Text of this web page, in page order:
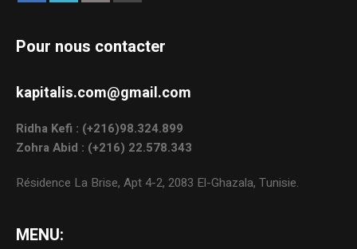
Pour nous contacter
kapitalis.com@gmail.com
Ridha Kefi : (+216)98.324.899
Zohra Abid : (+216) 22.578.343
Résidence La Brise, Apt 4-2, 2083 El-Ghazala, Tunisie.
MENU: